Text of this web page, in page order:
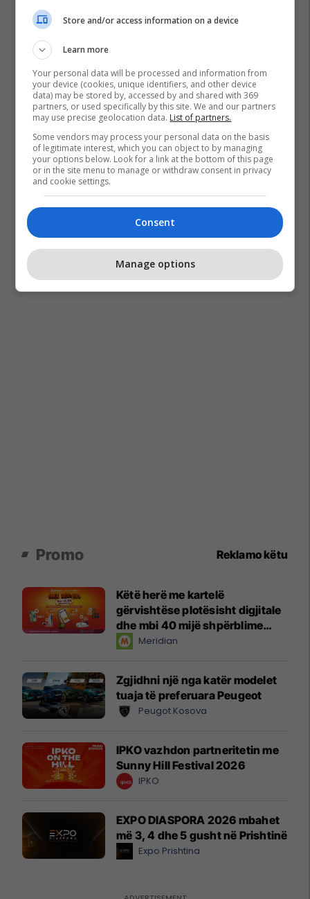
Ebola Kongo
Promo Reklamo këtu
Këtë herë me kartelë
gërvishtëse plotësisht digjitale
dhe mbi 40 mijë shpërblime
instant!Meridian
Zgjidhni një nga katër modelet
tuaja të preferuara Peugeot
Peugot Kosova
IPKO vazhdon partneritetin me
Sunny Hill Festival 2026
IPKO
EXPO DIASPORA 2026 mbahet
më 3, 4 dhe 5 gusht në Prishtinë
Expo Prishtina
Store and/or access information on a device
Learn more
Your personal data will be processed and information from
your device (cookies, unique identifiers, and other device
data) may be stored by, accessed by and shared with 369
partners, or used specifically by this site. We and our partners
may use precise geolocation data. List of partners.
Some vendors may process your personal data on the basis
of legitimate interest, which you can object to by managing
your options below. Look for a link at the bottom of this page
or in the site menu to manage or withdraw consent in privacy
and cookie settings.
Consent
Manage options